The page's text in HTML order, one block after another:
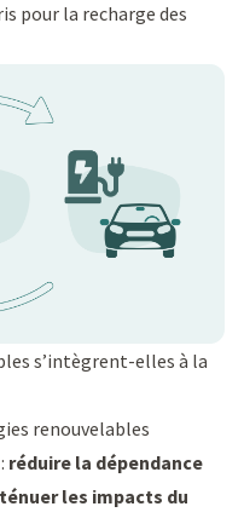
pour la recharge des
s’intègrent-elles à la
renouvelables
réduire la dépendance
les impacts du